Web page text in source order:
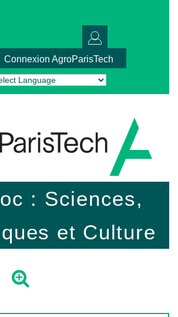
Connexion AgroParisTech
by Translate
: Sciences,
et Culture